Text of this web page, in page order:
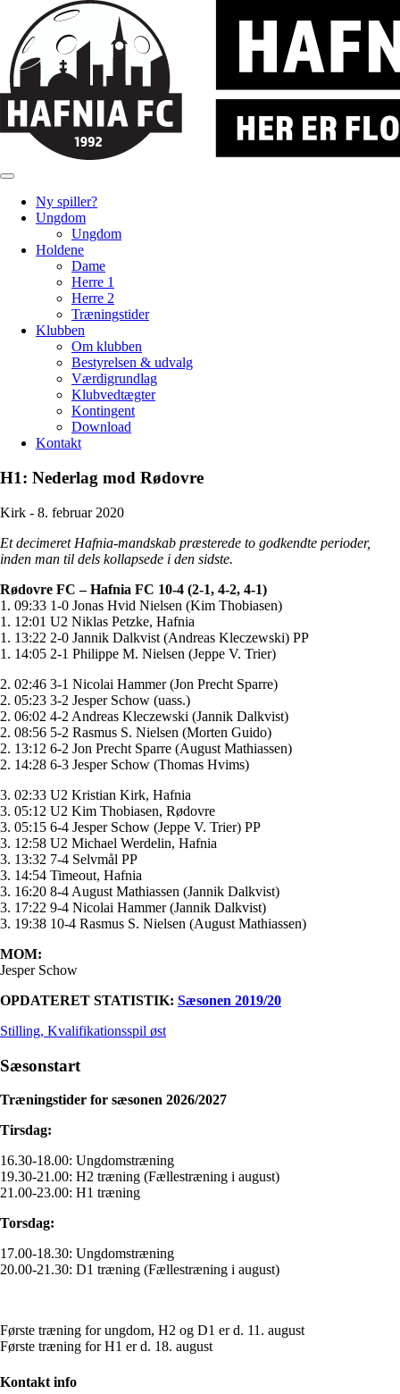
Ny spiller?
Ungdom
Ungdom
Holdene
Dame
Herre 1
Herre 2
Træningstider
Klubben
Om klubben
Bestyrelsen & udvalg
Værdigrundlag
Klubvedtægter
Kontingent
Download
Kontakt
H1: Nederlag mod Rødovre
Kirk - 8. februar 2020
Et decimeret Hafnia-mandskab præsterede to godkendte perioder,
inden man til dels kollapsede i den sidste.
Rødovre FC – Hafnia FC 10-4 (2-1, 4-2, 4-1)
1. 09:33 1-0 Jonas Hvid Nielsen (Kim Thobiasen)
1. 12:01 U2 Niklas Petzke, Hafnia
1. 13:22 2-0 Jannik Dalkvist (Andreas Kleczewski) PP
1. 14:05 2-1 Philippe M. Nielsen (Jeppe V. Trier)
2. 02:46 3-1 Nicolai Hammer (Jon Precht Sparre)
2. 05:23 3-2 Jesper Schow (uass.)
2. 06:02 4-2 Andreas Kleczewski (Jannik Dalkvist)
2. 08:56 5-2 Rasmus S. Nielsen (Morten Guido)
2. 13:12 6-2 Jon Precht Sparre (August Mathiassen)
2. 14:28 6-3 Jesper Schow (Thomas Hvims)
3. 02:33 U2 Kristian Kirk, Hafnia
3. 05:12 U2 Kim Thobiasen, Rødovre
3. 05:15 6-4 Jesper Schow (Jeppe V. Trier) PP
3. 12:58 U2 Michael Werdelin, Hafnia
3. 13:32 7-4 Selvmål PP
3. 14:54 Timeout, Hafnia
3. 16:20 8-4 August Mathiassen (Jannik Dalkvist)
3. 17:22 9-4 Nicolai Hammer (Jannik Dalkvist)
3. 19:38 10-4 Rasmus S. Nielsen (August Mathiassen)
MOM:
Jesper Schow
OPDATERET STATISTIK: Sæsonen 2019/20
Stilling, Kvalifikationsspil øst
Sæsonstart
Træningstider for sæsonen 2026/2027
Tirsdag:
16.30-18.00: Ungdomstræning
19.30-21.00: H2 træning (Fællestræning i august)
21.00-23.00: H1 træning
Torsdag:
17.00-18.30: Ungdomstræning
20.00-21.30: D1 træning (Fællestræning i august)
Første træning for ungdom, H2 og D1 er d. 11. august
Første træning for H1 er d. 18. august
Kontakt info